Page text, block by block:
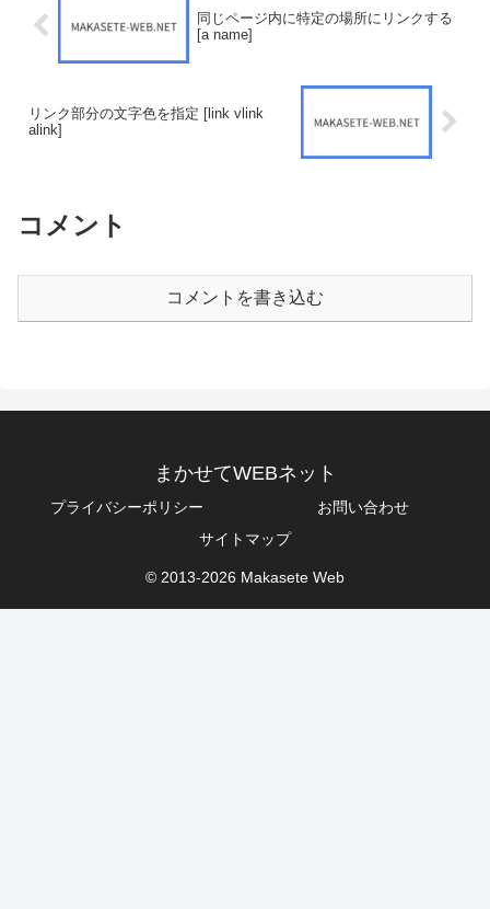
同じページ内に特定の場所にリンクする
[a name]
リンク部分の文字色を指定 [link vlink
alink]
コメント
コメントを書き込む
まかせてWEBネット
プライバシーポリシー
お問い合わせ
サイトマップ
© 2013-2026 Makasete Web